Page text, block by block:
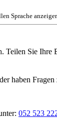
Sprache
Teilen Sie Ihre
haben
052 523